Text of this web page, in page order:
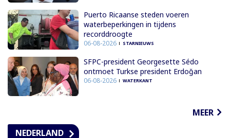
Puerto Ricaanse steden voeren
waterbeperkingen in tijdens
recorddroogte
06-08-2026 STARNIEUWS
SFPC-president Georgesette Sédo
ontmoet Turkse president Erdoğan
06-08-2026 WATERKANT
MEER
NEDERLAND